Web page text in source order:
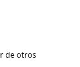
de otros